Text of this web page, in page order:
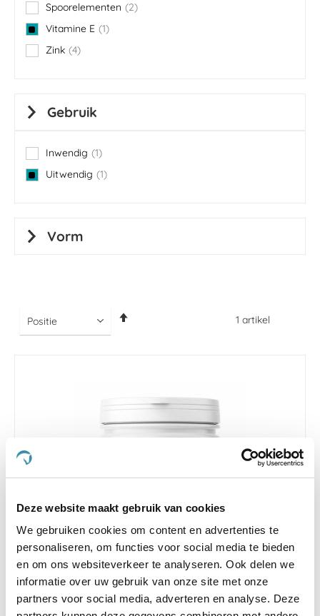
Deze website maakt gebruik van cookies
We gebruiken cookies om content en advertenties te
personaliseren, om functies voor social media te bieden
en om ons websiteverkeer te analyseren. Ook delen we
informatie over uw gebruik van onze site met onze
partners voor social media, adverteren en analyse. Deze
1 artikel
4.2
rating
16 Beoordelingen
Sensi Horse Cream 300 g
Nog maar 1 beschikbaar
Spoorelementen 2
items
Vitamine E 1
item
Zink 4
items
Gebruik
Inwendig 1
item
Uitwendig
1
item
Vorm